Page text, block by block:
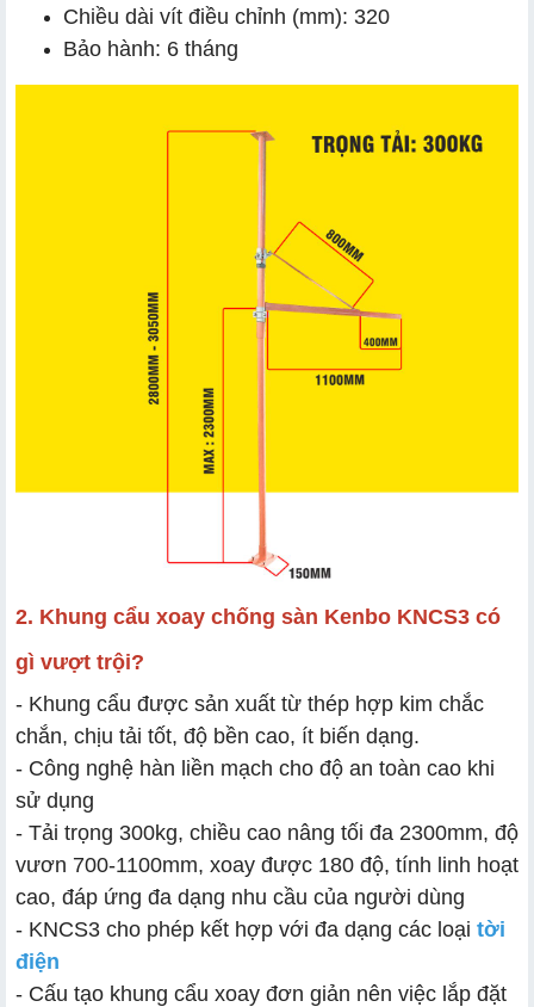
Chiều dài vít điều chỉnh (mm): 320
Bảo hành: 6 tháng
2. Khung cẩu xoay chống sàn Kenbo KNCS3 có
gì vượt trội?
- Khung cẩu được sản xuất từ thép hợp kim chắc
chắn, chịu tải tốt, độ bền cao, ít biến dạng.
- Công nghệ hàn liền mạch cho độ an toàn cao khi
sử dụng
- Tải trọng 300kg, chiều cao nâng tối đa 2300mm, độ
vươn 700-1100mm, xoay được 180 độ, tính linh hoạt
cao, đáp ứng đa dạng nhu cầu của người dùng
- KNCS3 cho phép kết hợp với đa dạng các loại tời
điện
- Cấu tạo khung cẩu xoay đơn giản nên việc lắp đặt